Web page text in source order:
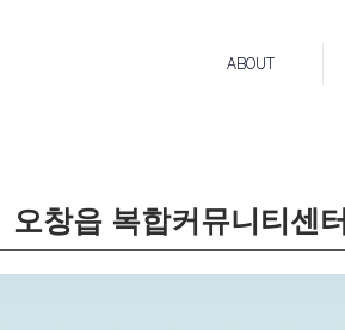
ABOUT
오창읍 복합커뮤니티센터